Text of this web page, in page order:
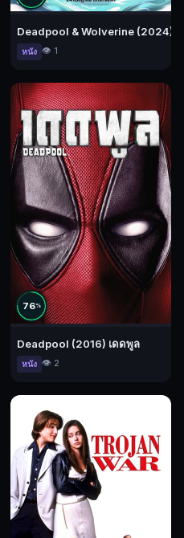
ราฟต์ มูฟวี่
Deadpool & Wolverine (2024) เ
หนัง 👁️ 1
76%
Deadpool (2016) เดดพูล
หนัง 👁️ 2